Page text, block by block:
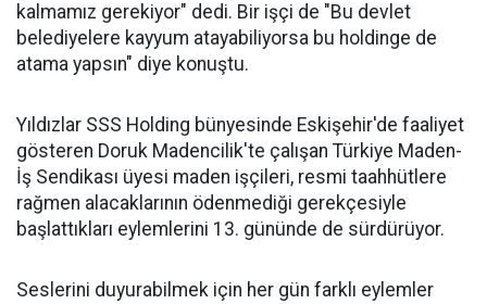
kalmamız gerekiyor" dedi. Bir işçi de "Bu devlet
belediyelere kayyum atayabiliyorsa bu holdinge de
atama yapsın" diye konuştu.
Yıldızlar SSS Holding bünyesinde Eskişehir'de faaliyet
gösteren Doruk Madencilik'te çalışan Türkiye Maden-
İş Sendikası üyesi maden işçileri, resmi taahhütlere
rağmen alacaklarının ödenmediği gerekçesiyle
başlattıkları eylemlerini 13. gününde de sürdürüyor.
Seslerini duyurabilmek için her gün farklı eylemler